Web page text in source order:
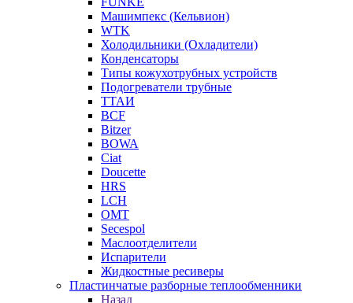
Машимпекс (Кельвион)
WTK
Холодильники (Охладители)
Конденсаторы
Типы кожухотрубных устройств
Подогреватели трубные
ТТАИ
BCF
Bitzer
BOWA
Ciat
Doucette
HRS
LCH
OMT
Secespol
Маслоотделители
Испарители
Жидкостные ресиверы
Пластинчатые разборные теплообменники
Назад